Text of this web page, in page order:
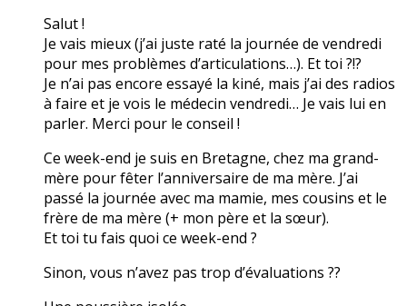
Salut !
Je vais mieux (j’ai juste raté la journée de vendredi
pour mes problèmes d’articulations…). Et toi ?!?
Je n’ai pas encore essayé la kiné, mais j’ai des radios
à faire et je vois le médecin vendredi… Je vais lui en
parler. Merci pour le conseil !
Ce week-end je suis en Bretagne, chez ma grand-
mère pour fêter l’anniversaire de ma mère. J’ai
passé la journée avec ma mamie, mes cousins et le
frère de ma mère (+ mon père et la sœur).
Et toi tu fais quoi ce week-end ?
Sinon, vous n’avez pas trop d’évaluations ??